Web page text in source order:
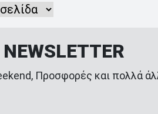
Προσφορές και πολλά